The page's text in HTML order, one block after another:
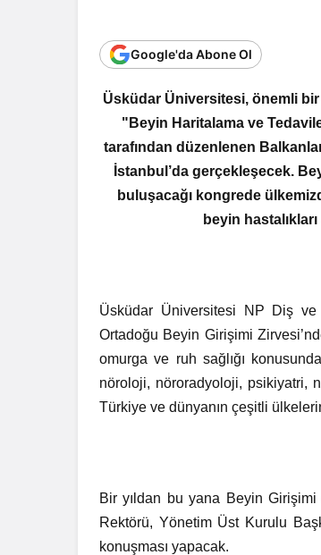
Google'da Abone Ol
Üsküdar Üniversitesi, önemli
"Beyin Haritalama ve
tarafından düzenlenen
İstanbul’da gerçekleşecek.
buluşacağı kongrede
beyin
Üsküdar Üniversitesi NP Diş
Ortadoğu Beyin Girişimi
omurga ve ruh sağlığı
nöroloji, nöroradyoloji, psikiyatri,
Türkiye ve dünyanın çeşitli
Bir yıldan bu yana Beyin Girişimi
Rektörü, Yönetim Üst Kurulu
konuşması yapacak.